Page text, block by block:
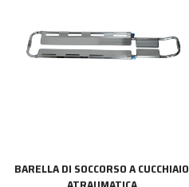
BARELLA DI SOCCORSO A CUCCHIAIO